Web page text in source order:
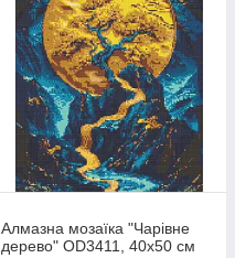
Алмазна мозаїка "Чарівне
дерево" OD3411, 40х50 см